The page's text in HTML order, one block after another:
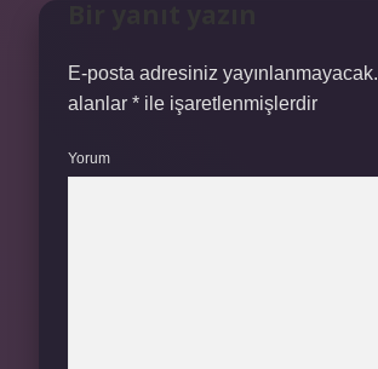
E-posta adresiniz yayınlanmayacak.
alanlar * ile işaretlenmişlerdir
Yorum